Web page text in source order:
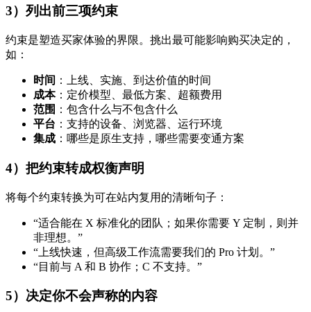
3）列出前三项约束
约束是塑造买家体验的界限。挑出最可能影响购买决定的，
如：
时间 ：上线、实施、到达价值的时间
成本：定价模型、最低方案、超额费用
范围 ：包含什么与不包含什么
平台 ：支持的设备、浏览器、运行环境
集成 ：哪些是原生支持，哪些需要变通方案
4）把约束转成权衡声明
将每个约束转换为可在站内复用的清晰句子：
“适合能在 X 标准化的团队；如果你需要 Y 定制，则并
非理想。”
“上线快速，但高级工作流需要我们的 Pro 计划。”
“目前与 A 和 B 协作；C 不支持。”
5）决定你不会声称的内容